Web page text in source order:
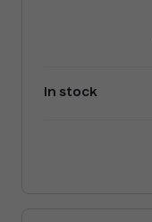
In stock